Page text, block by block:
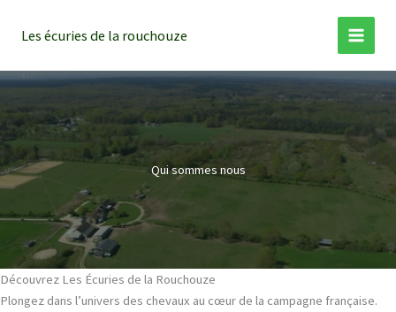
Les écuries de la rouchouze
Qui sommes nous
Découvrez Les Écuries de la Rouchouze
Plongez dans l’univers des chevaux au cœur de la campagne française.